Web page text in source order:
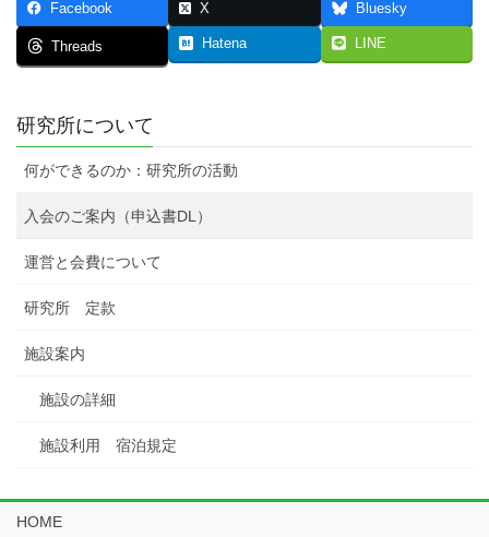
Facebook X Bluesky
Threads Hatena LINE
研究所について
何ができるのか：研究所の活動
入会のご案内（申込書DL）
運営と会費について
研究所 定款
施設案内
施設の詳細
施設利用 宿泊規定
HOME